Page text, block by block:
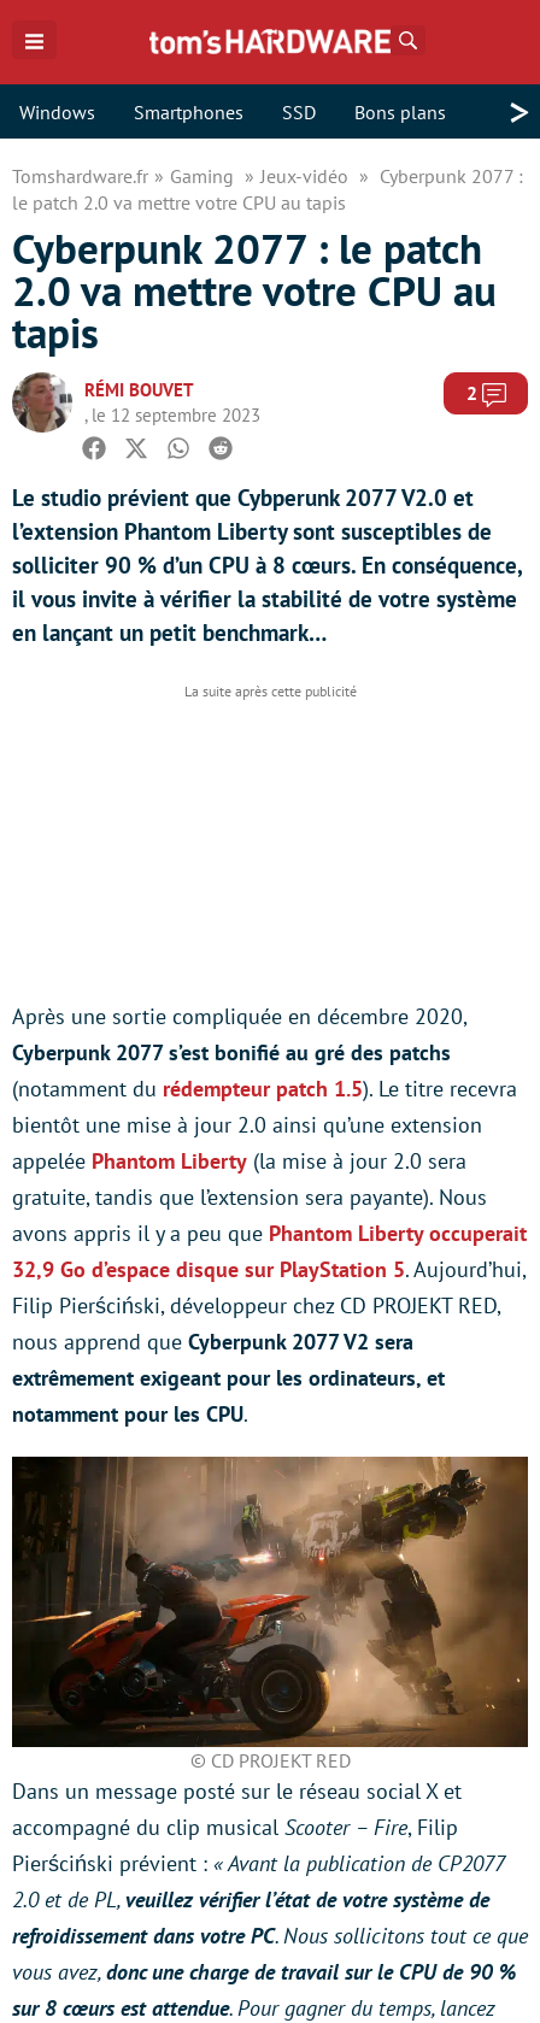
Windows Smartphones SSD Bons plans >
Tomshardware.fr Gaming Jeux-vidéo
Cyberpunk 2077 :
le patch 2.0 va mettre votre CPU au tapis
Cyberpunk 2077 : le patch
2.0 va mettre votre CPU au
tapis
RÉMI BOUVET
, le 12 septembre 2023
2
Facebook
TwitterWhatsapp
Reddit
Le studio prévient que Cybperunk 2077 V2.0 et
l’extension Phantom Liberty sont susceptibles de
solliciter 90 % d’un CPU à 8 cœurs. En conséquence,
il vous invite à vérifier la stabilité de votre système
en lançant un petit benchmark…
Après une sortie compliquée en décembre 2020,
Cyberpunk 2077 s’est bonifié au gré des patchs
(notamment du rédempteur patch 1.5). Le titre recevra
bientôt une mise à jour 2.0 ainsi qu’une extension
appelée Phantom Liberty (la mise à jour 2.0 sera
gratuite, tandis que l’extension sera payante). Nous
avons appris il y a peu que Phantom Liberty occuperait
32,9 Go d’espace disque sur PlayStation 5. Aujourd’hui,
Filip Pierściński, développeur chez CD PROJEKT RED,
nous apprend que Cyberpunk 2077 V2 sera
extrêmement exigeant pour les ordinateurs, et
notamment pour les CPU.
© CD PROJEKT RED
Dans un message posté sur le réseau social X et
accompagné du clip musical Scooter – Fire, Filip
Pierściński prévient : « Avant la publication de CP2077
2.0 et de PL,veuillez vérifier l’état de votre système de
refroidissement dans votre PC. Nous sollicitons tout ce que
vous avez,donc une charge de travail sur le CPU de 90 %
sur 8 cœurs est attendue. Pour gagner du temps, lancez